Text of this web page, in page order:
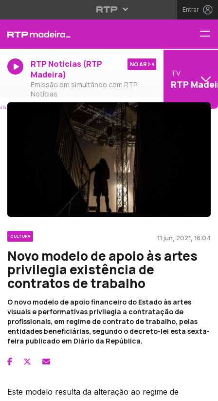
Entrar
RTP Notícias (RTP
Madeira)
Emissão em simultâneo com RTP
Notícias
NO AR
TV
RTP
CULTURA 11 jun, 2021, 16:04
Novo modelo de apoio às artes
privilegia existência de
contratos de trabalho
O novo modelo de apoio financeiro do Estado às artes
visuais e performativas privilegia a contratação de
profissionais, em regime de contrato de trabalho, pelas
entidades beneficiárias, segundo o decreto-lei esta sexta-
feira publicado em Diário da República.
Este modelo resulta da alteração ao regime de